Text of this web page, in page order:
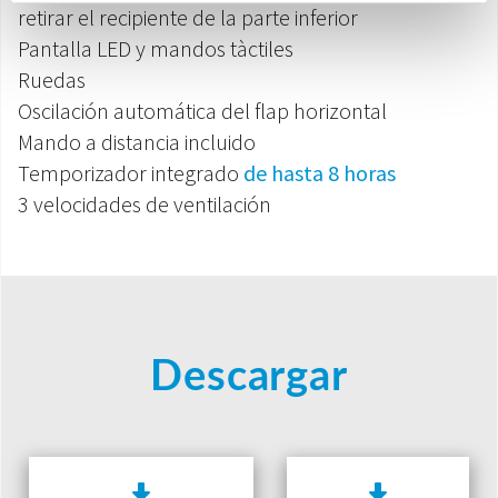
retirar el recipiente de la parte inferior
Pantalla LED y mandos tàctiles
Ruedas
Oscilación automática del flap horizontal
Mando a distancia incluido
Temporizador integrado de hasta 8 horas
3 velocidades de ventilación
Descargar